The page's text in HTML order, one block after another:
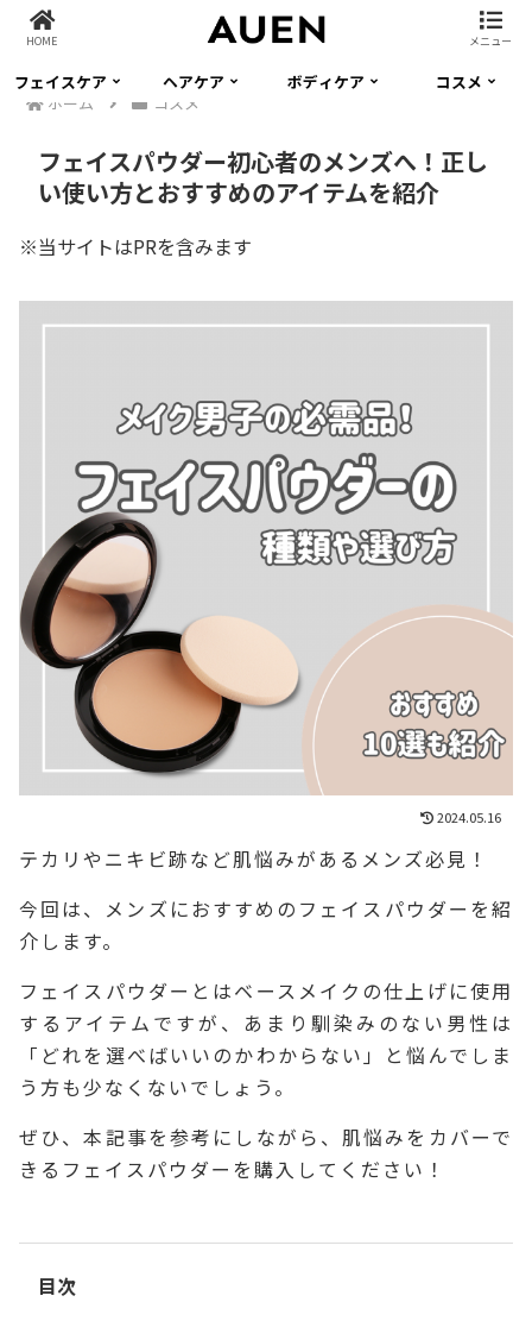
フェイスケア ヘアケア ボディケア
コスメ
ホーム
コスメ
フェイスパウダー初心者のメンズへ！正し
い使い方とおすすめのアイテムを紹介
※当サイトはPRを含みます
2024.05.16
テカリやニキビ跡など肌悩みがあるメンズ必見！
今回は、メンズにおすすめのフェイスパウダーを紹
介します。
フェイスパウダーとはベースメイクの仕上げに使用
するアイテムですが、あまり馴染みのない男性は
「どれを選べばいいのかわからない」と悩んでしま
う方も少なくないでしょう。
ぜひ、本記事を参考にしながら、肌悩みをカバーで
きるフェイスパウダーを購入してください！
目次
HOME メニュー